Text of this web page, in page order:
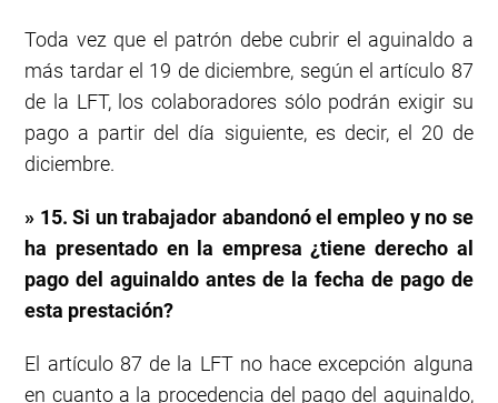
Toda vez que el patrón debe cubrir el aguinaldo a
más tardar el 19 de diciembre, según el artículo 87
de la LFT, los colaboradores sólo podrán exigir su
pago a partir del día siguiente, es decir, el 20 de
diciembre.
» 15. Si un trabajador abandonó el empleo y no se
ha presentado en la empresa ¿tiene derecho al
pago del aguinaldo antes de la fecha de pago de
esta prestación?
El artículo 87 de la LFT no hace excepción alguna
en cuanto a la procedencia del pago del aguinaldo,